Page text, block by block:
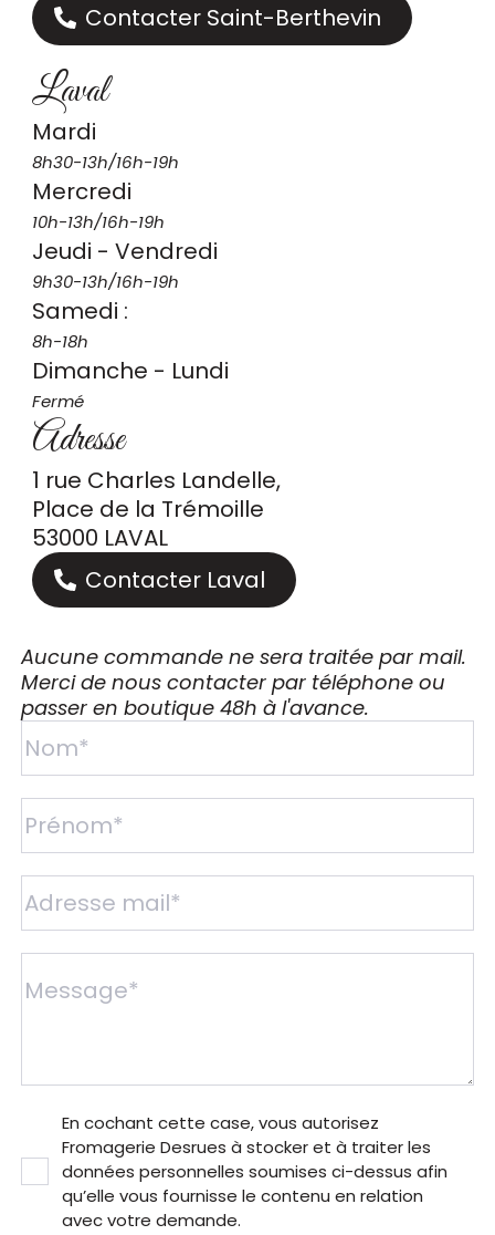
Contacter Saint-Berthevin
Laval
Mardi
8h30-13h/16h-19h
Mercredi
10h-13h/16h-19h
Jeudi - Vendredi
9h30-13h/16h-19h
Samedi :
8h-18h
Dimanche - Lundi
Fermé
Adresse
1 rue Charles Landelle,
Place de la Trémoille
53000 LAVAL
Contacter Laval
Aucune commande ne sera traitée par mail.
Merci de nous contacter par téléphone ou
passer en boutique 48h à l'avance.
En cochant cette case, vous autorisez
Fromagerie Desrues à stocker et à traiter les
données personnelles soumises ci-dessus afin
qu’elle vous fournisse le contenu en relation
avec votre demande.